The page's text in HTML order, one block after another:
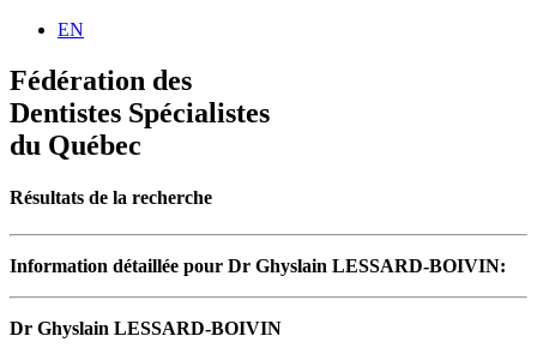
EN
Fédération des
Dentistes Spécialistes
du Québec
Résultats de la recherche
Information détaillée pour Dr Ghyslain LESSARD-BOIVIN:
Dr Ghyslain LESSARD-BOIVIN